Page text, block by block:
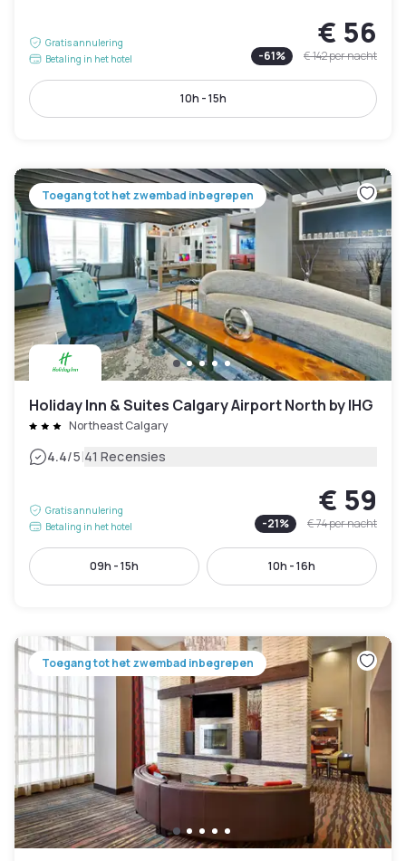
Gratis annulering
Betaling in het hotel
€ 56
-61% € 142per nacht
10h - 15h
Toegang tot het zwembad inbegrepen
Holiday Inn & Suites Calgary Airport North by IHG
Northeast Calgary
4.4/5|41 Recensies
Gratis annulering
Betaling in het hotel
€ 59
-21% € 74per nacht
09h - 15h 10h - 16h
Toegang tot het zwembad inbegrepen